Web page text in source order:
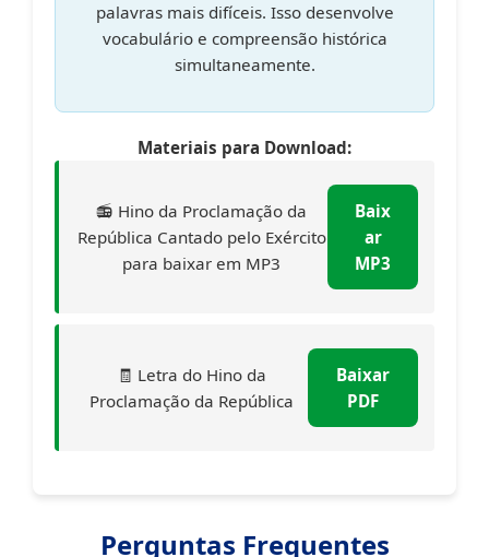
palavras mais difíceis. Isso desenvolve
vocabulário e compreensão histórica
simultaneamente.
Materiais para Download:
📻 Hino da Proclamação da
República Cantado pelo Exército
para baixar em MP3
Baix
ar
MP3
🧾 Letra do Hino da
Proclamação da República
Baixar
PDF
Perguntas Frequentes